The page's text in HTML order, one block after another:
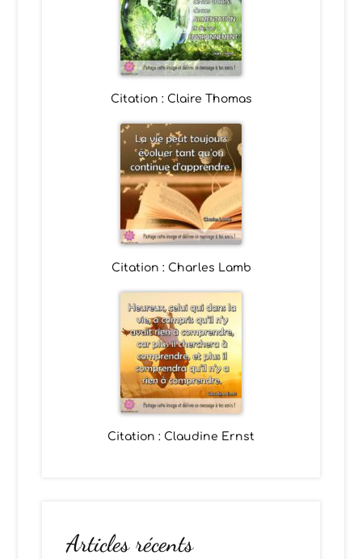
Citation : Claire Thomas
Citation : Charles Lamb
Citation : Claudine Ernst
Articles récents